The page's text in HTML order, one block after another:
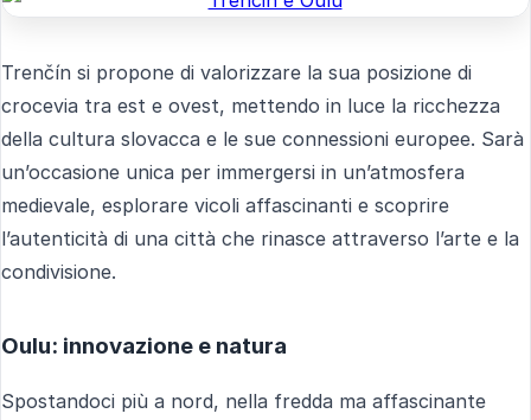
Trenčín si propone di valorizzare la sua posizione di
crocevia tra est e ovest, mettendo in luce la ricchezza
della cultura slovacca e le sue connessioni europee. Sarà
un’occasione unica per immergersi in un’atmosfera
medievale, esplorare vicoli affascinanti e scoprire
l’autenticità di una città che rinasce attraverso l’arte e la
condivisione.
Oulu: innovazione e natura
Spostandoci più a nord, nella fredda ma affascinante